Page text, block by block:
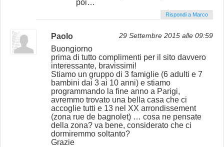
poi…
Rispondi a Marco
Paolo 29 Settembre 2015 alle 09:59
Buongiorno
prima di tutto complimenti per il sito davvero
interessante, bravissimi!
Stiamo un gruppo di 3 famiglie (6 adulti e 7
bambini dai 3 ai 10 anni) e stiamo
programmando la fine anno a Parigi,
avremmo trovato una bella casa che ci
accoglie tutti e 13 nel XX arrondissement
(zona rue de bagnolet) … cosa ne pensate
della zona? va bene, considerato che ci
dormiremmo soltanto?
Grazie